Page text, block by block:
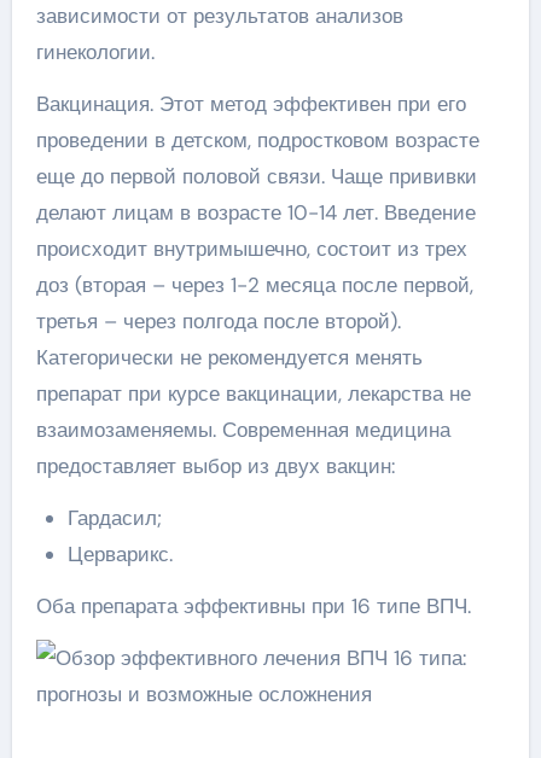
зависимости от результатов анализов
гинекологии.
Вакцинация. Этот метод эффективен при его
проведении в детском, подростковом возрасте
еще до первой половой связи. Чаще прививки
делают лицам в возрасте 10-14 лет. Введение
происходит внутримышечно, состоит из трех
доз (вторая – через 1-2 месяца после первой,
третья – через полгода после второй).
Категорически не рекомендуется менять
препарат при курсе вакцинации, лекарства не
взаимозаменяемы. Современная медицина
предоставляет выбор из двух вакцин:
Гардасил;
Церварикс.
Оба препарата эффективны при 16 типе ВПЧ.